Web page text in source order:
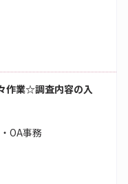
作業☆調査内容の入
OA事務